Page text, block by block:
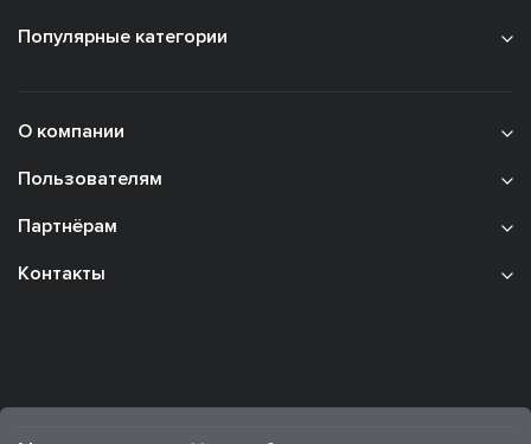
Популярные категории
О компании
Пользователям
Партнёрам
Контакты